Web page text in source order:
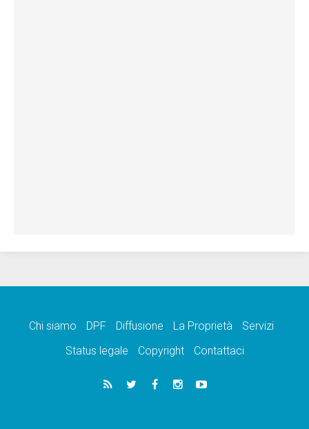
Chi siamo DPF Diffusione La Proprietà
Servizi
Status legale
Copyright Contattaci